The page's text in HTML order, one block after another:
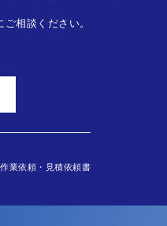
相談ください。
作業依頼・見積依頼書